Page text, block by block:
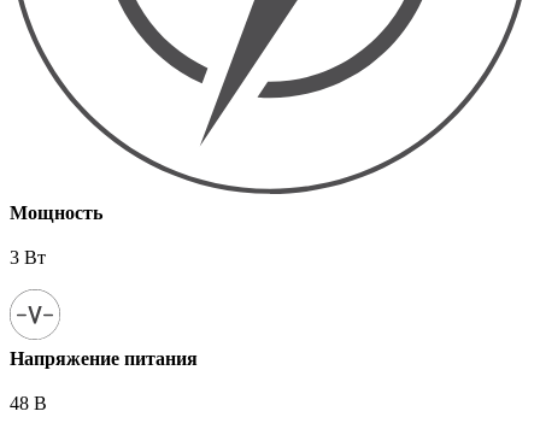
Мощность
3 Вт
Напряжение питания
48 В